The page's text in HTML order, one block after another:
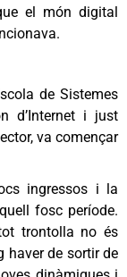
el món digital
de Sistemes
d’Internet i just
va començar
ingressos i la
fosc període.
trontolla no és
haver de sortir de